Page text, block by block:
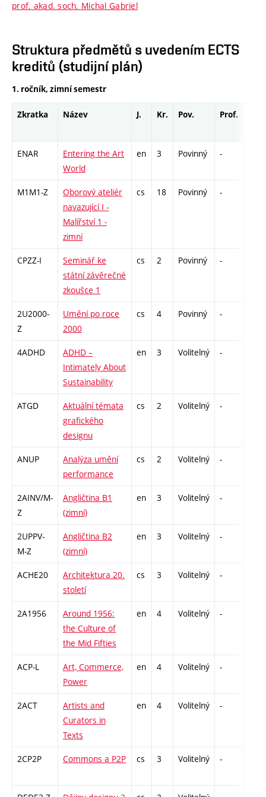
prof. akad. soch. Michal Gabriel
Struktura předmětů s uvedením ECTS
kreditů (studijní plán)
1. ročník, zimní semestr
Zkratka Název J. Kr. Pov. Prof.
ENAR
Entering the Art
World
en 3 Povinný -
M1M1-Z
Oborový ateliér
navazující I -
Malířství 1 -
zimní
cs 18 Povinný -
CPZZ-I
Seminář ke
státní závěrečné
zkoušce 1
cs 2 Povinný -
2U2000-
Z
Umění po roce
2000
cs 4 Povinný -
4ADHD
ADHD –
Intimately About
Sustainability
en 3 Volitelný -
ATGD
Aktuální témata
grafického
designu
cs 2 Volitelný -
ANUP
Analýza umění
performance
cs 2 Volitelný -
2AINV/M-
Z
Angličtina B1
(zimní)
en 3 Volitelný -
2UPPV-
M-Z
Angličtina B2
(zimní)
en 3 Volitelný -
ACHE20
Architektura 20.
století
cs 3 Volitelný -
2A1956
Around 1956:
the Culture of
the Mid Fifties
en 4 Volitelný -
ACP-L
Art, Commerce,
Power
en 4 Volitelný -
2ACT
Artists and
Curators in
Texts
en 4 Volitelný -
2CP2P Commons a P2P cs 3 Volitelný -